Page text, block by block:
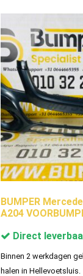
BUMPER
A204
Direct
Binnen 2 werkdagen
halen in Hellevoetsluis.